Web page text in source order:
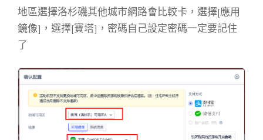
地區選擇洛杉磯其他城市網路會比較卡，選擇[應用
鏡像]，選擇[寶塔]，密碼自己設定密碼一定要記住
了